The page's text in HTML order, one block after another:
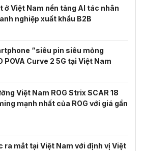
ở Việt Nam nền tảng AI tác nhân
nghiệp xuất khẩu B2B
“siêu pin siêu mỏng
POVA Curve 2 5G tại Việt Nam
Việt Nam ROG Strix SCAR 18
mạnh nhất của ROG với giá gần
ra mắt tại Việt Nam với định vị Việt